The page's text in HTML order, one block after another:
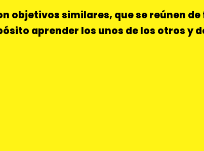
objetivos similares, que se reúnen
aprender los unos de los otros y